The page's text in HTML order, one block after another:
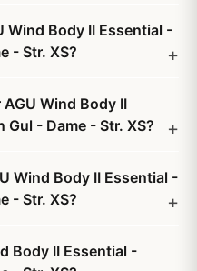
Wind Body II Essential -
- Str. XS?
Wind Body II
- Dame - Str. XS?
Wind Body II Essential -
- Str. XS?
Body II Essential -